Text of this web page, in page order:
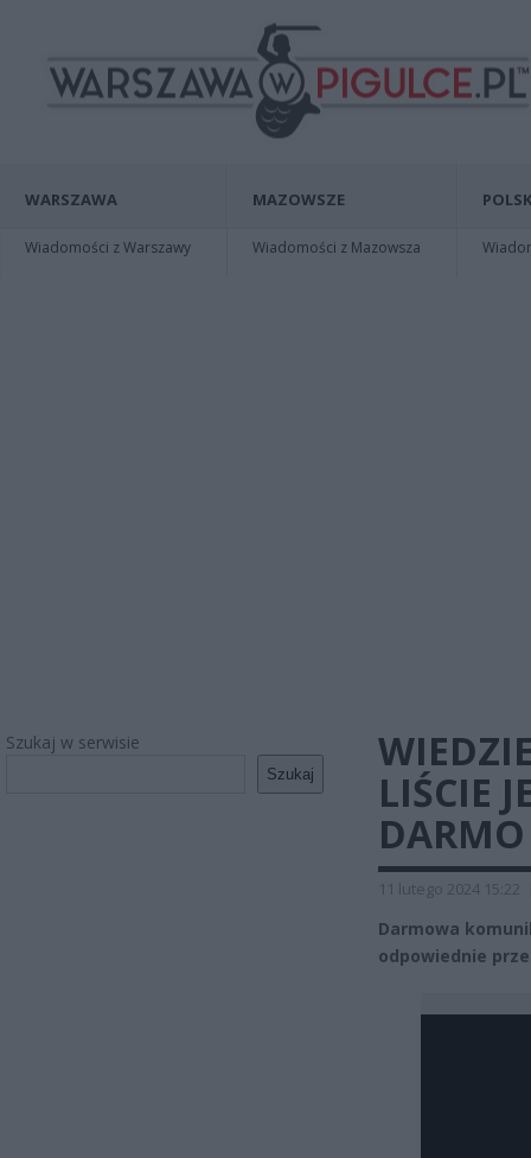
WARSZAWA
Wiadomości z Warszawy
MAZOWSZE
Wiadomości z Mazowsza
Szukaj w serwisie
Szukaj
LIŚCIE
DARMO
11 lutego 2024 15:22
Darmowa
odpowiednie